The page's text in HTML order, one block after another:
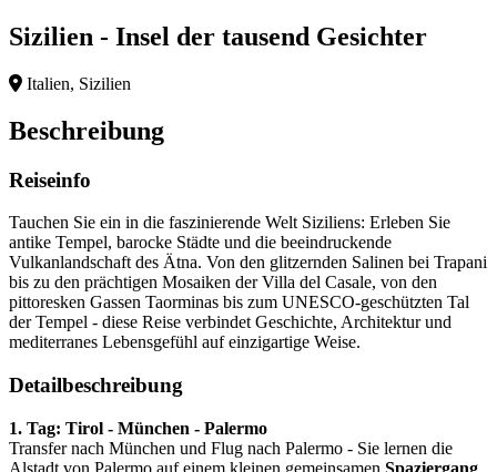
Sizilien - Insel der tausend Gesichter
Italien, Sizilien
Beschreibung
Reiseinfo
Tauchen Sie ein in die faszinierende Welt Siziliens: Erleben Sie
antike Tempel, barocke Städte und die beeindruckende
Vulkanlandschaft des Ätna. Von den glitzernden Salinen bei Trapani
bis zu den prächtigen Mosaiken der Villa del Casale, von den
pittoresken Gassen Taorminas bis zum UNESCO-geschützten Tal
der Tempel - diese Reise verbindet Geschichte, Architektur und
mediterranes Lebensgefühl auf einzigartige Weise.
Detailbeschreibung
1. Tag: Tirol - München - Palermo
Transfer nach München und Flug nach Palermo - Sie lernen die
Alstadt von Palermo auf einem kleinen gemeinsamen Spaziergang